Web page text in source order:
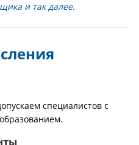
и так далее.
специалистов с